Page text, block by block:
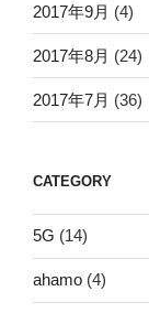
2017年9月 (4)
2017年8月 (24)
2017年7月 (36)
CATEGORY
5G (14)
ahamo (4)